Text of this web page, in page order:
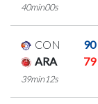
40min00s
CON
90
ARA
79
39min12s